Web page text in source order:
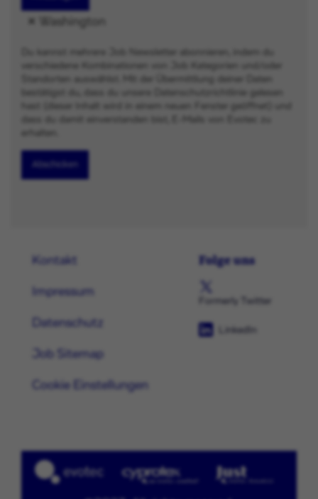
Kontakt
Impressum
Datenschutz
Job Sitemap
Cookie Einstellungen
Folge uns